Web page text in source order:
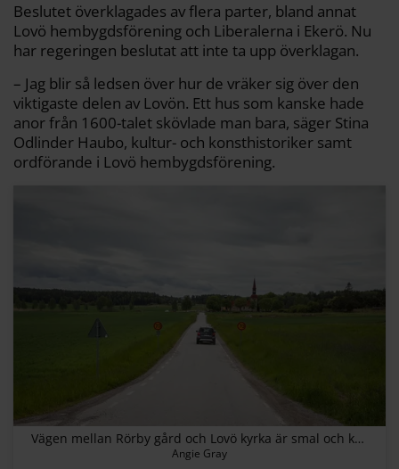
Beslutet överklagades av flera parter, bland annat
Lovö hembygdsförening och Liberalerna i Ekerö. Nu
har regeringen beslutat att inte ta upp överklagan.
– Jag blir så ledsen över hur de vräker sig över den
viktigaste delen av Lovön. Ett hus som kanske hade
anor från 1600-talet skövlade man bara, säger Stina
Odlinder Haubo, kultur- och konsthistoriker samt
ordförande i Lovö hembygdsförening.
Vägen mellan Rörby gård och Lovö kyrka är smal och krokig. Enligt Patrik Sandberg som bor i området åkte minst tio bilar av vägen i vintras. ”Nu måste Trafikverket jobba i 180 blås för att lösa det här”, säger han.
Angie Gray